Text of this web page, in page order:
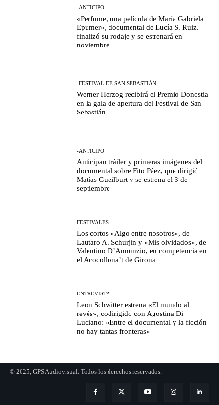
-ANTICIPO
«Perfume, una película de María Gabriela
Epumer», documental de Lucía S. Ruiz,
finalizó su rodaje y se estrenará en
noviembre
-FESTIVAL DE SAN SEBASTIÁN
Werner Herzog recibirá el Premio Donostia
en la gala de apertura del Festival de San
Sebastián
-ANTICIPO
Anticipan tráiler y primeras imágenes del
documental sobre Fito Páez, que dirigió
Matías Gueilburt y se estrena el 3 de
septiembre
FESTIVALES
Los cortos «Algo entre nosotros», de
Lautaro A. Schurjin y «Mis olvidados», de
Valentino D’Annunzio, en competencia en
el Acocollona’t de Girona
ENTREVISTA
Leon Schwitter estrena «El mundo al
revés», codirigido con Agostina Di
Luciano: «Entre el documental y la ficción
no hay tantas fronteras»
© 2025, GPS Audiovisual. Todos los derechos reservados.